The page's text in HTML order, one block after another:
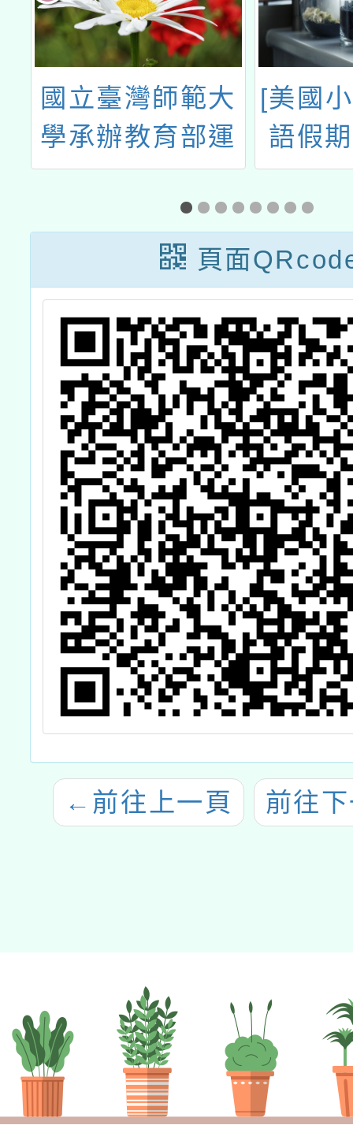
國立臺灣師範大
學承辦教育部運
算思維推動計
畫，推廣國際運
算思維挑戰賽
[美國
語假
頁面
← 前往上一頁 前往